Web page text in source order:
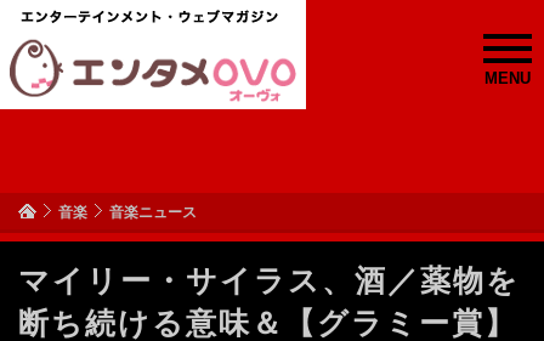
MENU
音楽 音楽ニュース
マイリー・サイラス、酒／薬物を
断ち続ける意味＆【グラミー賞】